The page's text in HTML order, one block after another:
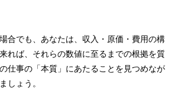
合でも、あなたは、収入・原価・費用の構
れば、それらの数値に至るまでの根拠を質
仕事の「本質」にあたることを見つめなが
しょう。